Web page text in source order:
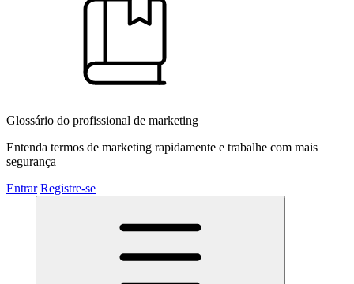
Glossário do profissional de marketing
Entenda termos de marketing rapidamente e trabalhe com mais
segurança
Entrar Registre-se